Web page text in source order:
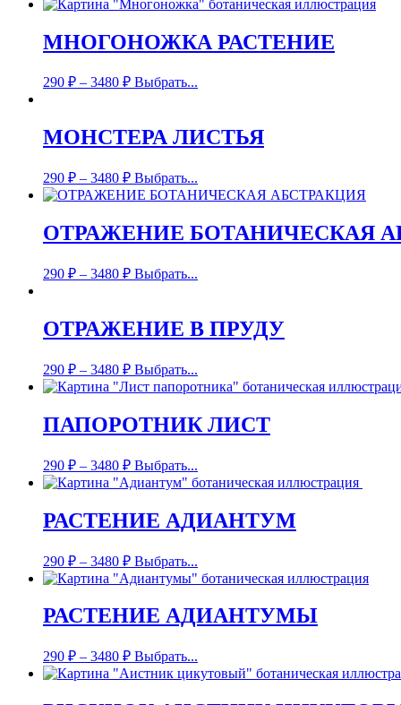
МНОГОНОЖКА РАСТЕНИЕ
290 ₽ – 3480 ₽ Выбрать...
МОНСТЕРА ЛИСТЬЯ
290 ₽ – 3480 ₽ Выбрать...
ОТРАЖЕНИЕ БОТАНИЧЕСКАЯ
290 ₽ – 3480 ₽ Выбрать...
ОТРАЖЕНИЕ В ПРУДУ
290 ₽ – 3480 ₽ Выбрать...
ПАПОРОТНИК ЛИСТ
290 ₽ – 3480 ₽ Выбрать...
РАСТЕНИЕ АДИАНТУМ
290 ₽ – 3480 ₽ Выбрать...
РАСТЕНИЕ АДИАНТУМЫ
290 ₽ – 3480 ₽ Выбрать...